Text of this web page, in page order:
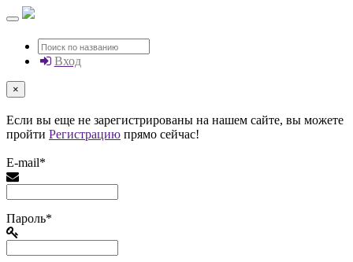
Вход
×
Если вы еще не зарегистрированы на нашем сайте, вы можете
пройти Регистрацию прямо сейчас!
E-mail*
Пароль*